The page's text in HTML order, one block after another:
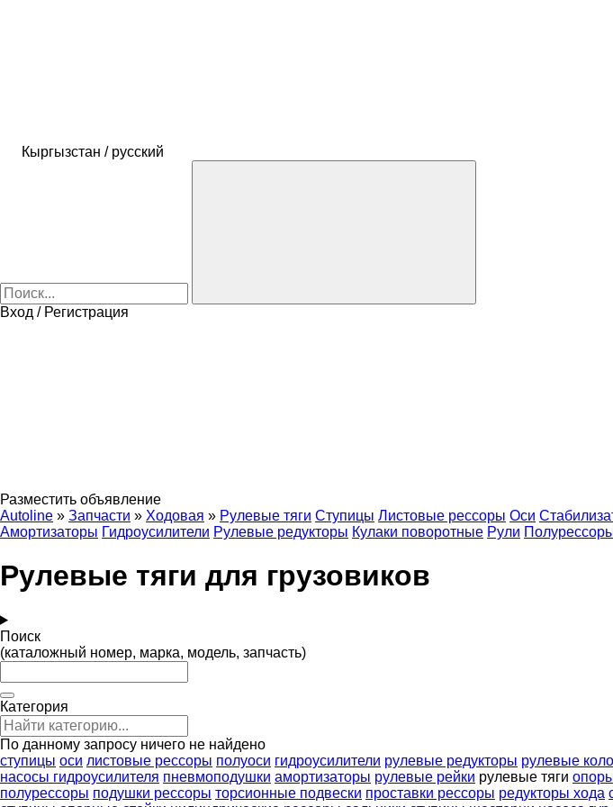
Кыргызстан / русский
Вход / Регистрация
Разместить объявление
Autoline » Запчасти » Ходовая » Рулевые тяги Ступицы Листовые рессоры Оси
Амортизаторы Гидроусилители Рулевые редукторы Кулаки поворотные Рули
Рулевые тяги для грузовиков
Поиск
(каталожный номер, марка, модель, запчасть)
Категория
По данному запросу ничего не найдено
ступицы оси листовые рессоры полуоси гидроусилители рулевые редукторы рулевые
насосы гидроусилителя пневмоподушки амортизаторы рулевые рейки рулевые тяги
полурессоры подушки рессоры торсионные подвески проставки рессоры редукторы хода